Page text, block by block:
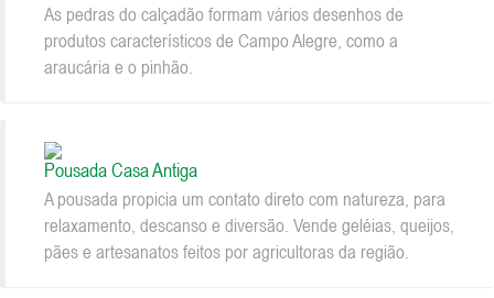
As pedras do calçadão formam vários desenhos de
produtos característicos de Campo Alegre, como a
araucária e o pinhão.
Pousada Casa Antiga
A pousada propicia um contato direto com natureza, para
relaxamento, descanso e diversão. Vende geléias, queijos,
pães e artesanatos feitos por agricultoras da região.